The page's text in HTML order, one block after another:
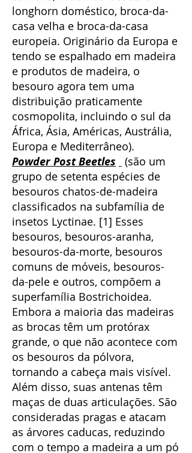
longhorn doméstico, broca-da-
casa velha e broca-da-casa
europeia. Originário da Europa e
tendo se espalhado em madeira
e produtos de madeira, o
besouro agora tem uma
distribuição praticamente
cosmopolita, incluindo o sul da
África, Ásia, Américas, Austrália,
Europa e Mediterrâneo).
Powder Post Beetles
(são um
grupo de setenta espécies de
besouros chatos-de-madeira
classificados na subfamília de
insetos Lyctinae. [1] Esses
besouros, besouros-aranha,
besouros-da-morte, besouros
comuns de móveis, besouros-
da-pele e outros, compõem a
superfamília Bostrichoidea.
Embora a maioria das madeiras
as brocas têm um protórax
grande, o que não acontece com
os besouros da pólvora,
tornando a cabeça mais visível.
Além disso, suas antenas têm
maças de duas articulações. São
consideradas pragas e atacam
as árvores caducas, reduzindo
com o tempo a madeira a um pó